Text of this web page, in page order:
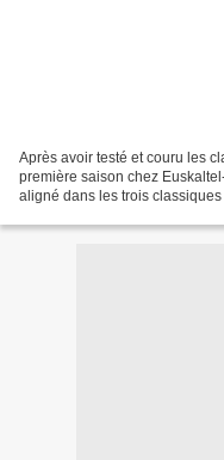
Après avoir testé et couru les
première saison chez
aligné dans les trois classiques